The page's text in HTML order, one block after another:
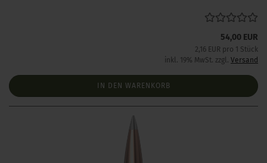
54,00 EUR
2,16 EUR pro 1 Stück
inkl. 19% MwSt. zzgl. Versand
IN DEN WARENKORB